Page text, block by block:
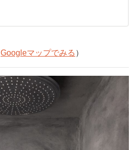
Googleマップでみる ）